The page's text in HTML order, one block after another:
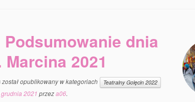
Podsumowanie dnia
Marcina 2021
został opublikowany w kategoriach Teatralny Golęcin 2022
2021 przeza06.